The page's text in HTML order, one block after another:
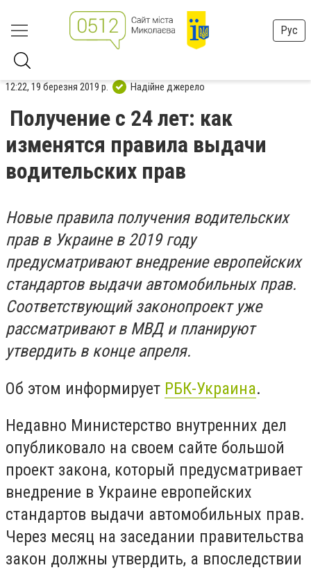
Рус
12:22, 19 березня 2019 р. Надійне джерело
Получение с 24 лет: как
изменятся правила выдачи
водительских прав
Новые правила получения водительских
прав в Украине в 2019 году
предусматривают внедрение европейских
стандартов выдачи автомобильных прав.
Соответствующий законопроект уже
рассматривают в МВД и планируют
утвердить в конце апреля.
Об этом информирует РБК-Украина.
Недавно Министерство внутренних дел
опубликовало на своем сайте большой
проект закона, который предусматривает
внедрение в Украине европейских
стандартов выдачи автомобильных прав.
Через месяц на заседании правительства
закон должны утвердить, а впоследствии